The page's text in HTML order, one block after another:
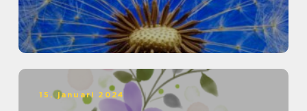
15. januari 2024